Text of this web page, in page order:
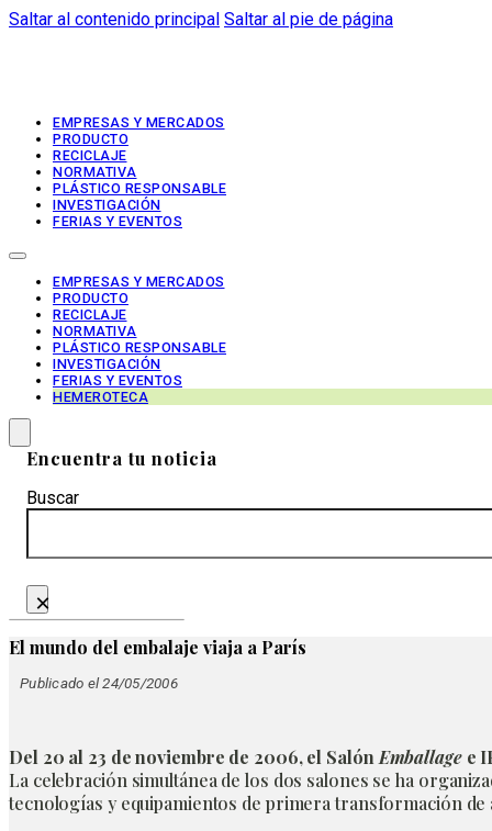
Saltar al contenido principal Saltar al pie de página
EMPRESAS Y MERCADOS
PRODUCTO
RECICLAJE
NORMATIVA
PLÁSTICO RESPONSABLE
INVESTIGACIÓN
FERIAS Y EVENTOS
EMPRESAS Y MERCADOS
PRODUCTO
RECICLAJE
NORMATIVA
PLÁSTICO RESPONSABLE
INVESTIGACIÓN
FERIAS Y EVENTOS
HEMEROTECA
Encuentra tu noticia
Buscar
×
El mundo del embalaje viaja a París
Publicado el 24/05/2006
Del 20 al 23 de noviembre de 2006, el SalónEmballagee
La celebración simultánea de los dos salones se ha
tecnologías y equipamientos de primera transformación de